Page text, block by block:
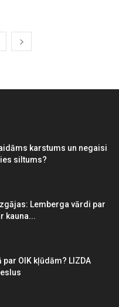
karstums un negaisi
siltums?
Lemberga vārdi par
kauna...
OIK kļūdām? LIZDA